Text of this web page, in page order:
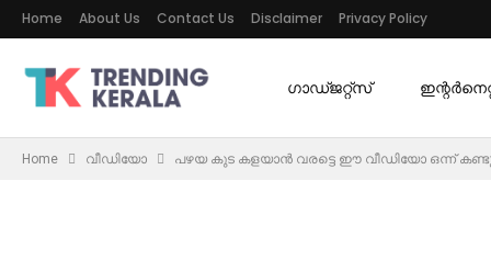
Home About Us Contact Us Disclaimer Privacy Policy
ഗാഡ്ജറ്റ്സ്
Home വീഡിയോ പഴയ കുട കളയാൻ വരട്ടെ ഈ വീഡിയോ ഒന്ന്